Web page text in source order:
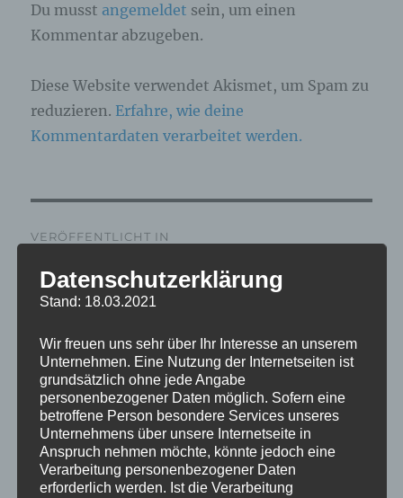
Du musst angemeldet sein, um einen
Kommentar abzugeben.
Diese Website verwendet Akismet, um Spam zu
reduzieren. Erfahre, wie deine
Kommentardaten verarbeitet werden.
VERÖFFENTLICHT IN
IMG_6374_mL
Datenschutzerklärung
Stand: 18.03.2021
Wir freuen uns sehr über Ihr Interesse an unserem
Unternehmen. Eine Nutzung der Internetseiten ist
grundsätzlich ohne jede Angabe
personenbezogener Daten möglich. Sofern eine
betroffene Person besondere Services unseres
Unternehmens über unsere Internetseite in
Anspruch nehmen möchte, könnte jedoch eine
Verarbeitung personenbezogener Daten
erforderlich werden. Ist die Verarbeitung